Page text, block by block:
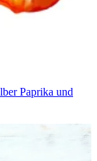
Paprika und